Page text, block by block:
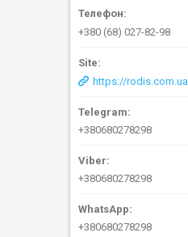
+380 (68) 027-82-98
https://rodis.com.ua
+380680278298
+380680278298
+380680278298